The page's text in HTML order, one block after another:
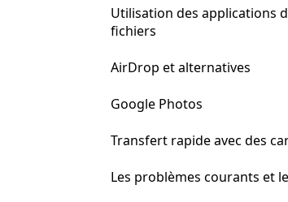
Utilisation des applications
fichiers
AirDrop et alternatives
Google Photos
Transfert rapide avec des
Les problèmes courants et